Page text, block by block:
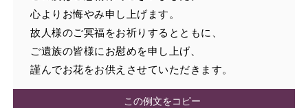
心よりお悔やみ申し上げます。
故人様のご冥福をお祈りするとともに、
ご遺族の皆様にお慰めを申し上げ、
謹んでお花をお供えさせていただきます。
この例文をコピー